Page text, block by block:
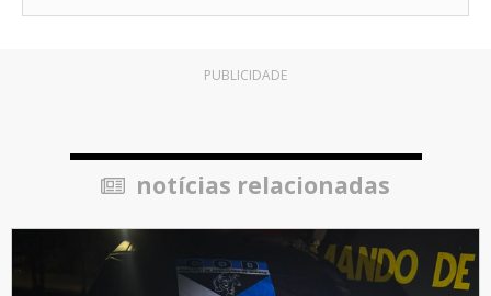
PUBLICIDADE
notícias relacionadas